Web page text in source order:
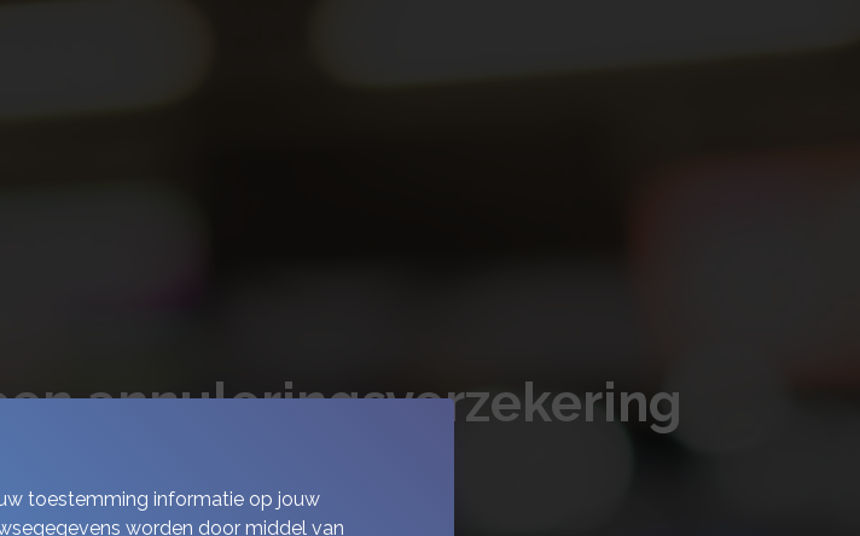
annuleringsverzekering
toestemming informatie op jouw
worden door middel van